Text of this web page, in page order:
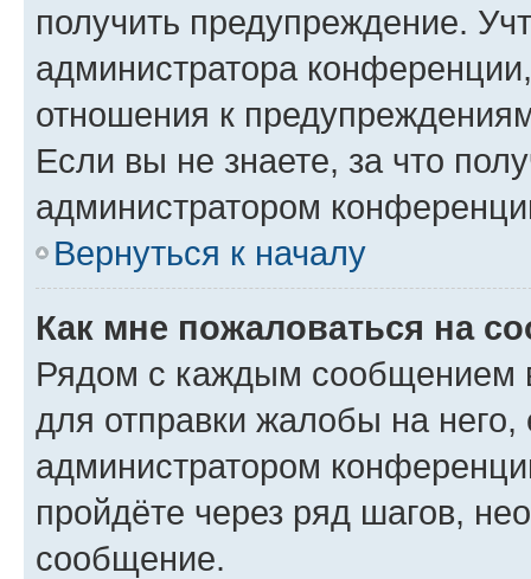
получить предупреждение.
администратора
отношения к
Если вы не знаете, за что
администратором
Вернуться к началу
Как мне пожаловаться на
Рядом с каждым сообщением
для отправки жалобы на
администратором
пройдёте через ряд шагов,
сообщение.